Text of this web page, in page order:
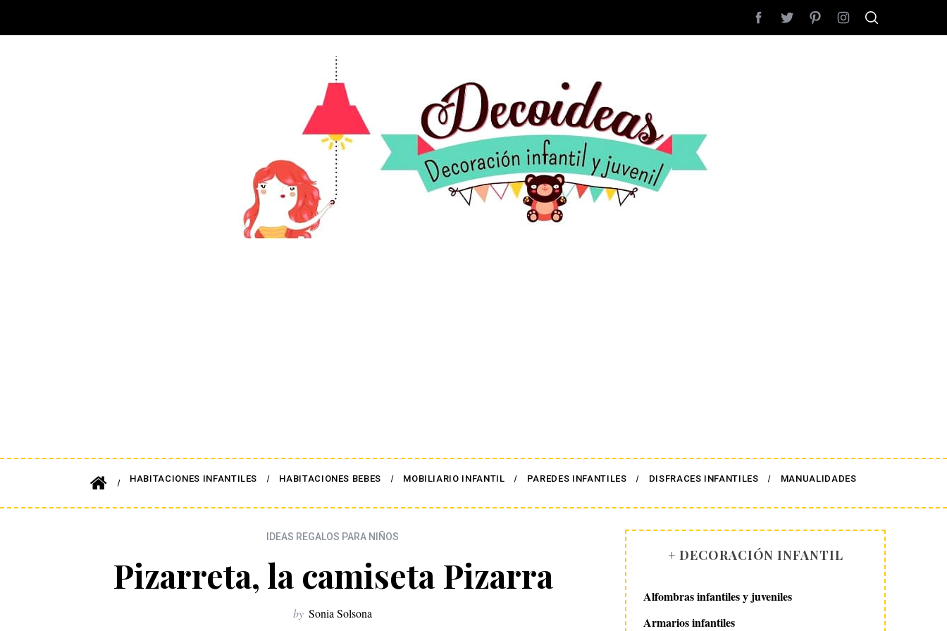
HABITACIONES INFANTILES HABITACIONES BEBES MOBILIARIO INFANTIL PAREDES INFANTILES DISFRACES INFANTILES MANUALIDADES
IDEAS REGALOS PARA NIÑOS
Pizarreta, la camiseta Pizarra
by Sonia Solsona
+ DECORACIÓN INFANTIL
Alfombras infantiles y juveniles
Armarios infantiles